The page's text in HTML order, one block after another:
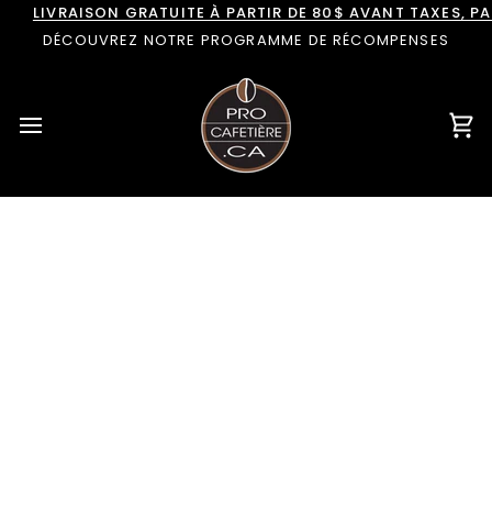
Passer
contenu
LIVRAISON GRATUITE À PARTIR DE 80$ AVANT TAXES,
DÉCOUVREZ NOTRE PROGRAMME DE RÉCOMPENSES